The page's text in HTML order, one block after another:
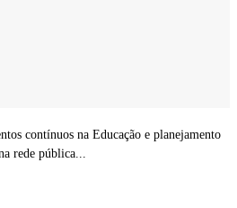
contínuos na Educação e planejamento
rede pública...